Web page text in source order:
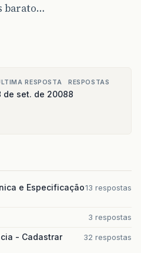
barato…
RESPOSTA
de set. de 2008
RESPOSTAS
8
e Especificação13 respostas
3 respostas
- Cadastrar
32 respostas